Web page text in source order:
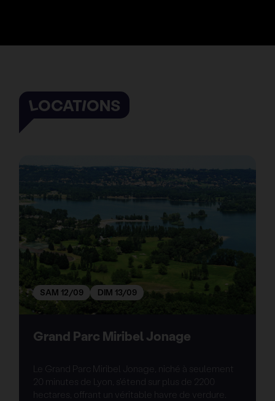
LOCATIONS
SAM 12/09 DIM 13/09
Grand Parc Miribel Jonage
Le Grand Parc Miribel Jonage, niché à seulement
20 minutes de Lyon, s'étend sur plus de 2200
hectares, offrant un véritable havre de verdure.